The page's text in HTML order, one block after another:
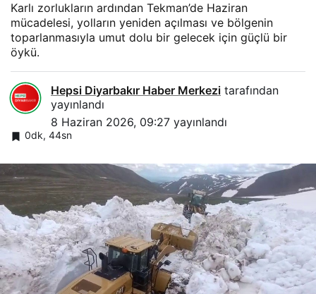
Karlı zorlukların ardından Tekman’de Haziran
mücadelesi, yolların yeniden açılması ve bölgenin
toparlanmasıyla umut dolu bir gelecek için güçlü bir
öykü.
Hepsi Diyarbakır Haber Merkezi tarafından
yayınlandı
8 Haziran 2026, 09:27 yayınlandı
0dk, 44sn